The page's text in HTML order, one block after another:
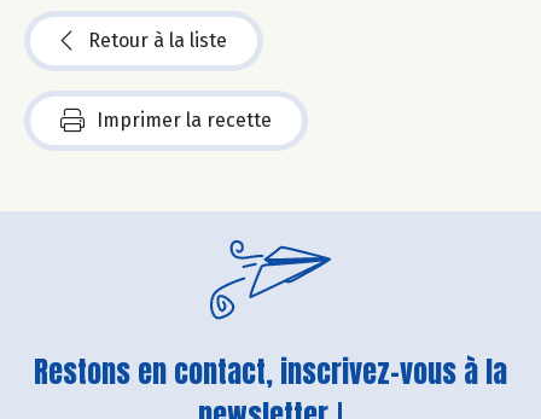
Retour à la liste
Imprimer la recette
Restons en contact, inscrivez-vous à la